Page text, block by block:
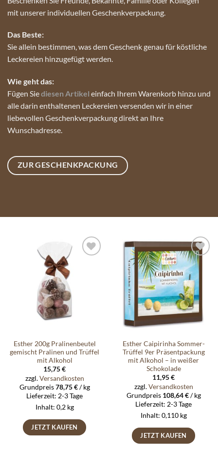
mit unserer individuellen Geschenkverpackung.
Das Beste:
Sie allein bestimmen, was dem Geschenk genau für köstliche
Leckereien hinzugefügt werden.
Wie geht das:
Fügen Siediesen Artikel einfach Ihrem Warenkorb hinzu und
alle darin enthaltenen Leckereien versenden wir in einer
liebevollen Geschenkverpackung direkt an Ihre
Wunschadresse.
ZUR GESCHENKPACKUNG
Wunschliste
Esther 200g Pralinenbeutel
gemischt Pralinen und Trüffel
mit Alkohol
15,75€
zzgl.Versandkosten
Grundpreis78,75€/kg
Lieferzeit: 2-3 Tage
Inhalt: 0,2 kg
JETZT KAUFEN
Auf die
Wunschliste
Esther Caipirinha Sommer-
Trüffel 9er Präsentpackung
mit Alkohol – in weißer
Schokolade
11,95€
zzgl.Versandkosten
Grundpreis 108,64€/kg
Lieferzeit: 2-3 Tage
Inhalt: 0,110 kg
JETZT KAUFEN